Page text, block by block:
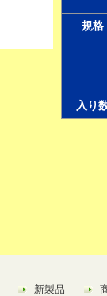
規格
入り
新製品